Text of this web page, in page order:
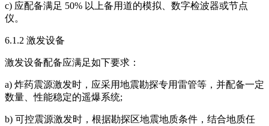
c) 应配备满足 50% 以上备用道的模拟、数字检波器或节点
仪。
6.1.2 激发设备
激发设备配备应满足如下要求：
a) 炸药震源激发时，应采用地震勘探专用雷管等，并配备一定
数量、性能稳定的遥爆系统;
b) 可控震源激发时，根据勘探区地震地质条件，结合地质任